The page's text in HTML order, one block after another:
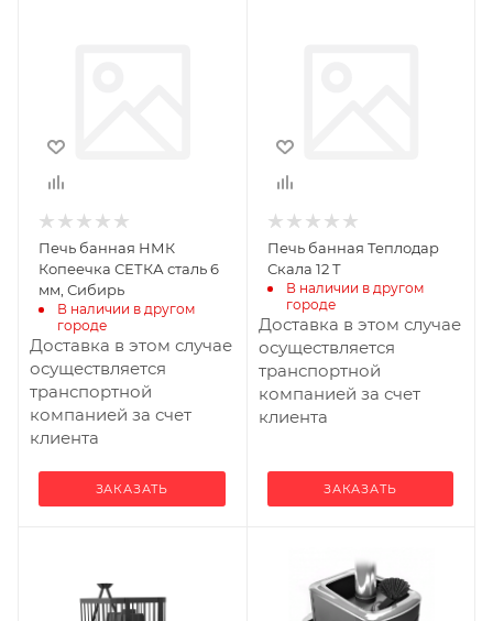
Печь банная НМК
Копеечка СЕТКА сталь 6
мм, Сибирь
В наличии в другом
городе
Доставка в этом случае
осуществляется
транспортной
компанией за счет
клиента
ЗАКАЗАТЬ
Печь банная Теплодар
Скала 12 Т
В наличии в другом
городе
Доставка в этом случае
осуществляется
транспортной
компанией за счет
клиента
ЗАКАЗАТЬ
Глубина, мм Глубина, мм